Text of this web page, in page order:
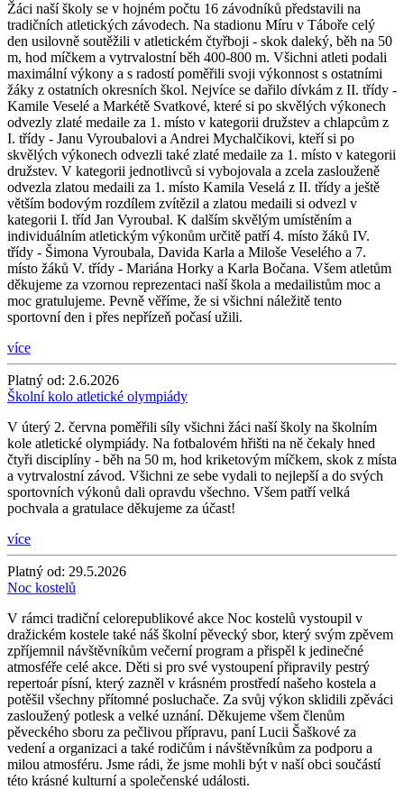
Žáci naší školy se v hojném počtu 16 závodníků představili na
tradičních atletických závodech. Na stadionu Míru v Táboře celý
den usilovně soutěžili v atletickém čtyřboji - skok daleký, běh na 50
m, hod míčkem a vytrvalostní běh 400-800 m. Všichni atleti podali
maximální výkony a s radostí poměřili svoji výkonnost s ostatními
žáky z ostatních okresních škol. Nejvíce se dařilo dívkám z II. třídy -
Kamile Veselé a Markétě Svatkové, které si po skvělých výkonech
odvezly zlaté medaile za 1. místo v kategorii družstev a chlapcům z
I. třídy - Janu Vyroubalovi a Andrei Mychalčikovi, kteří si po
skvělých výkonech odvezli také zlaté medaile za 1. místo v kategorii
družstev. V kategorii jednotlivců si vybojovala a zcela zaslouženě
odvezla zlatou medaili za 1. místo Kamila Veselá z II. třídy a ještě
větším bodovým rozdílem zvítězil a zlatou medaili si odvezl v
kategorii I. tříd Jan Vyroubal. K dalším skvělým umístěním a
individuálním atletickým výkonům určitě patří 4. místo žáků IV.
třídy - Šimona Vyroubala, Davida Karla a Miloše Veselého a 7.
místo žáků V. třídy - Mariána Horky a Karla Bočana. Všem atletům
děkujeme za vzornou reprezentaci naší škola a medailistům moc a
moc gratulujeme. Pevně věříme, že si všichni náležitě tento
sportovní den i přes nepřízeň počasí užili.
více
Platný od: 2.6.2026
Školní kolo atletické olympiády
V úterý 2. června poměřili síly všichni žáci naší školy na školním
kole atletické olympiády. Na fotbalovém hřišti na ně čekaly hned
čtyři disciplíny - běh na 50 m, hod kriketovým míčkem, skok z místa
a vytrvalostní závod. Všichni ze sebe vydali to nejlepší a do svých
sportovních výkonů dali opravdu všechno. Všem patří velká
pochvala a gratulace děkujeme za účast!
více
Platný od: 29.5.2026
Noc kostelů
V rámci tradiční celorepublikové akce Noc kostelů vystoupil v
dražickém kostele také náš školní pěvecký sbor, který svým zpěvem
zpříjemnil návštěvníkům večerní program a přispěl k jedinečné
atmosféře celé akce. Děti si pro své vystoupení připravily pestrý
repertoár písní, který zazněl v krásném prostředí našeho kostela a
potěšil všechny přítomné posluchače. Za svůj výkon sklidili zpěváci
zasloužený potlesk a velké uznání. Děkujeme všem členům
pěveckého sboru za pečlivou přípravu, paní Lucii Šaškové za
vedení a organizaci a také rodičům i návštěvníkům za podporu a
milou atmosféru. Jsme rádi, že jsme mohli být v naší obci součástí
této krásné kulturní a společenské události.